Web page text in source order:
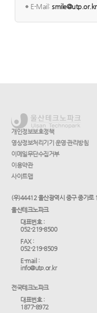
E-Mail:smile@utp.or.kr
개인정보보호정책
영상정보처리기기 운영·관리방침
이메일무단수집거부
이용약관
사이트맵
(우)44412 울산광역시 중구 종가로
울산테크노파크
대표번호 :
052-219-8500
FAX :
052-219-8509
E-mail :
info@utp.or.kr
전국테크노파크
대표번호 :
1877-8972